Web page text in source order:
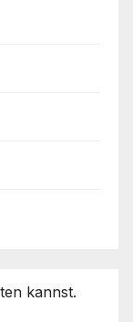
kannst.